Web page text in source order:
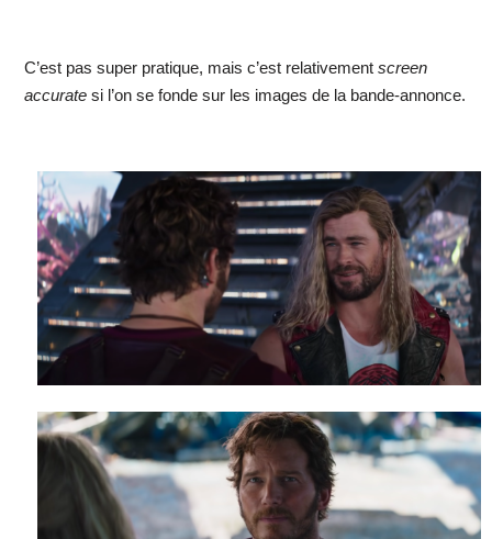
C’est pas super pratique, mais c’est relativementscreen
accuratesi l’on se fonde sur les images de la bande-annonce.